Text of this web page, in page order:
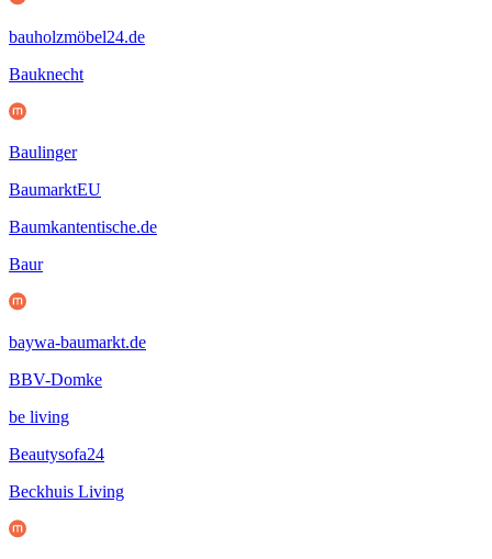
bauholzmöbel24.de
Bauknecht
Baulinger
BaumarktEU
Baumkantentische.de
Baur
baywa-baumarkt.de
BBV-Domke
be living
Beautysofa24
Beckhuis Living